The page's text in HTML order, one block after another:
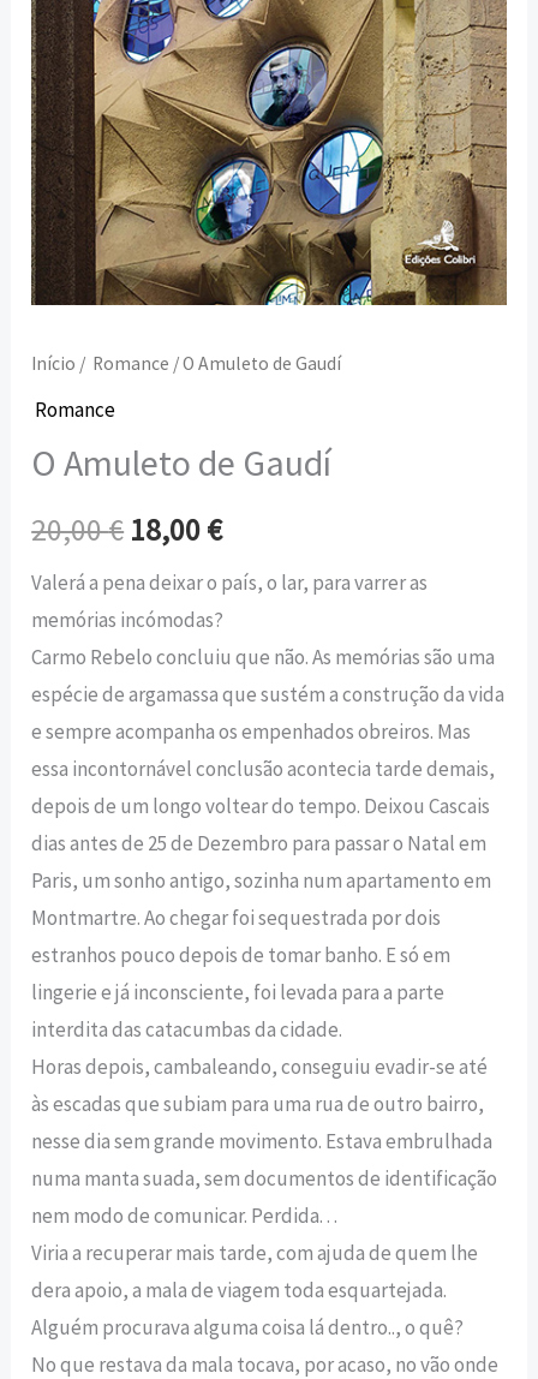
Início / Romance / O Amuleto de Gaudí
Romance
O Amuleto de Gaudí
20,00€ 18,00€
Valerá a pena deixar o país, o lar, para varrer as
memórias incómodas?
Carmo Rebelo concluiu que não. As memórias são uma
espécie de argamassa que sustém a construção da vida
e sempre acompanha os empenhados obreiros. Mas
essa incontornável conclusão acontecia tarde demais,
depois de um longo voltear do tempo. Deixou Cascais
dias antes de 25 de Dezembro para passar o Natal em
Paris, um sonho antigo, sozinha num apartamento em
Montmartre. Ao chegar foi sequestrada por dois
estranhos pouco depois de tomar banho. E só em
lingerie e já inconsciente, foi levada para a parte
interdita das catacumbas da cidade.
Horas depois, cambaleando, conseguiu evadir-se até
às escadas que subiam para uma rua de outro bairro,
nesse dia sem grande movimento. Estava embrulhada
numa manta suada, sem documentos de identificação
nem modo de comunicar. Perdida. . .
Viria a recuperar mais tarde, com ajuda de quem lhe
dera apoio, a mala de viagem toda esquartejada.
Alguém procurava alguma coisa lá dentro.., o quê?
No que restava da mala tocava, por acaso, no vão onde